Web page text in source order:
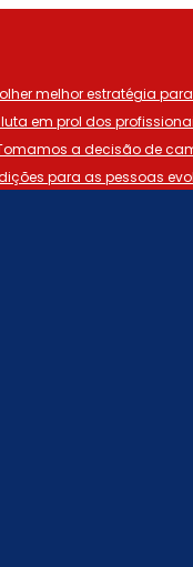
melhor estratégia
em prol dos
a decisão de
para as pessoas